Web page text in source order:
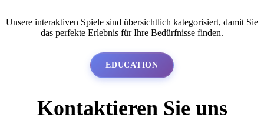
Unsere interaktiven Spiele sind übersichtlich kategorisiert, damit Sie
das perfekte Erlebnis für Ihre Bedürfnisse finden.
EDUCATION
Kontaktieren Sie uns